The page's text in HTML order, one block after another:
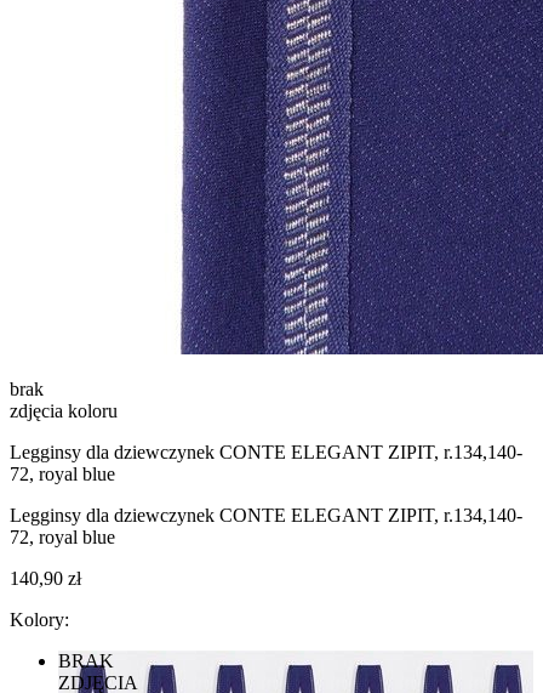
brak
zdjęcia koloru
Legginsy dla dziewczynek CONTE ELEGANT ZIPIT, r.134,140-
72, royal blue
Legginsy dla dziewczynek CONTE ELEGANT ZIPIT, r.134,140-
72, royal blue
140,90 zł
Kolory:
BRAK
ZDJĘCIA